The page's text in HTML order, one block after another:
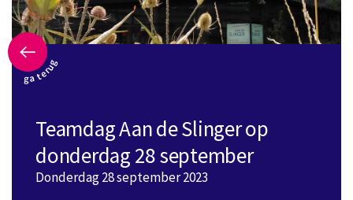
ga terug
Teamdag Aan de Slinger op
donderdag 28 september
Donderdag 28 september 2023